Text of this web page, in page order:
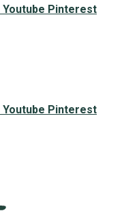
Youtube Pinterest
Youtube Pinterest